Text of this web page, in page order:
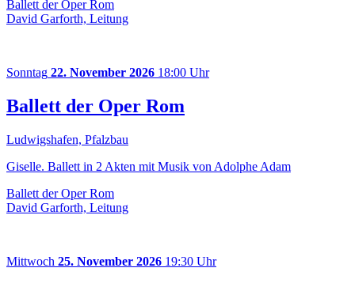
Ballett der Oper Rom
David Garforth, Leitung
Sonntag 22. November 2026 18:00 Uhr
Ballett der Oper Rom
Ludwigshafen, Pfalzbau
Giselle. Ballett in 2 Akten mit Musik von Adolphe Adam
Ballett der Oper Rom
David Garforth, Leitung
Mittwoch 25. November 2026 19:30 Uhr